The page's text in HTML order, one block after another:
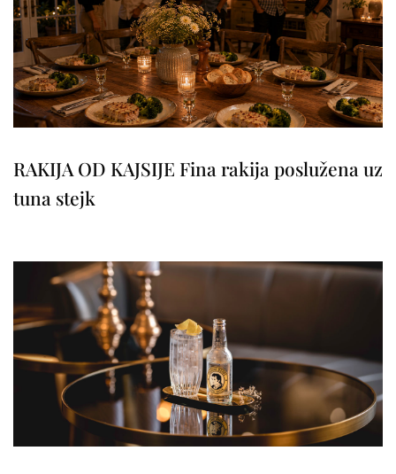
RAKIJA OD KAJSIJE Fina rakija poslužena uz
tuna stejk